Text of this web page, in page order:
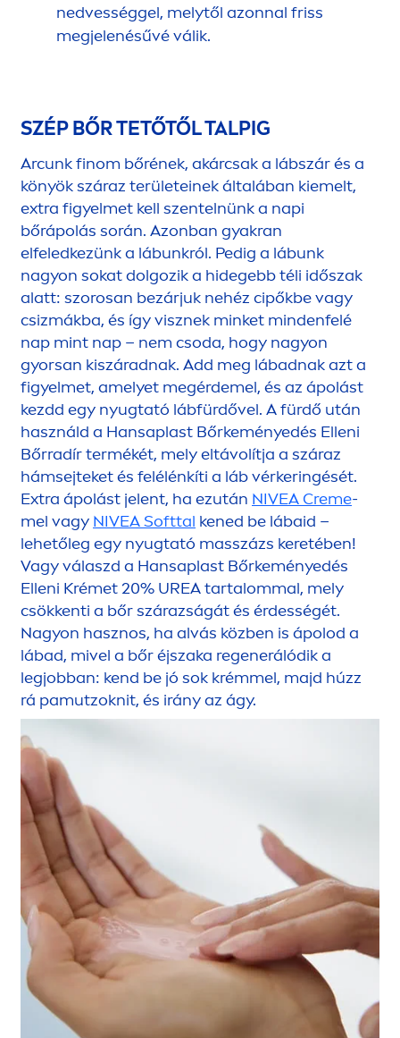
nedvességgel, melytől azonnal friss
megjelenésűvé válik.
SZÉP BŐR TETŐTŐL TALPIG
Arcunk finom bőrének, akárcsak a lábszár és a
könyök száraz területeinek általában kiemelt,
extra figyelmet kell szentelnünk a napi
bőrápolás során. Azonban gyakran
elfeledkezünk a lábunkról. Pedig a lábunk
nagyon sokat dolgozik a hidegebb téli időszak
alatt: szorosan bezárjuk nehéz cipőkbe vagy
csizmákba, és így visznek minket mindenfelé
nap mint nap – nem csoda, hogy nagyon
gyorsan kiszáradnak. Add meg lábadnak azt a
figyelmet, amelyet megérdemel, és az ápolást
kezdd egy nyugtató lábfürdővel. A fürdő után
használd a Hansaplast Bőrkeményedés Elleni
Bőrradír termékét, mely eltávolítja a száraz
hámsejteket és felélénkíti a láb vérkeringését.
Extra ápolást jelent, ha ezután NIVEA Creme-
mel vagy NIVEASofttal kened be lábaid –
lehetőleg egy nyugtató masszázs keretében!
Vagy válaszd a Hansaplast Bőrkeményedés
Elleni Krémet 20% UREA tartalommal, mely
csökkenti a bőr szárazságát és érdességét.
Nagyon hasznos, ha alvás közben is ápolod a
lábad, mivel a bőr éjszaka regenerálódik a
legjobban: kend be jó sok krémmel, majd húzz
rá pamutzoknit, és irány az ágy.